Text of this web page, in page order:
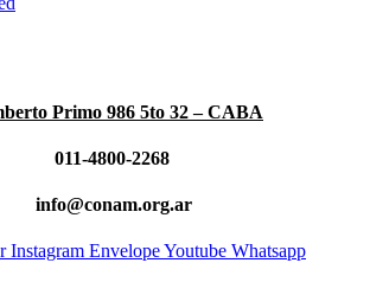
Primo 986 5to 32 – CABA
011-4800-2268
info@conam.org.ar
Instagram EnvelopeYoutube Whatsapp